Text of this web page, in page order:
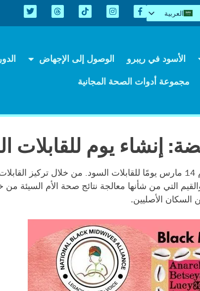
العربية
English
Kreyòl
简体中文
Tiếng Việt
الأسود في ريبرو الوصول إلى الإجهاض
مجموعة أدوات الصحة المجانية
من خلال تركيز
التي من شأنها معالجة نتائج صحة الأم السيئة من
السكان الأصليين.